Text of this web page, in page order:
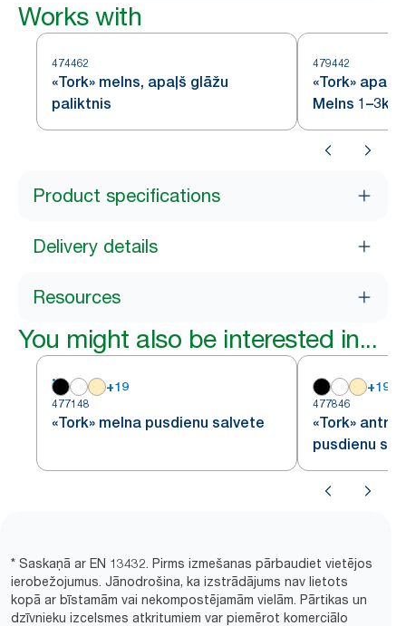
Works with
474462
«Tork» melns, apaļš glāžu
paliktnis
479442
«Tork»
Melns 1–3k
Product specifications
Delivery details
Resources
You might also be interested in...
+19
477148
«Tork» melna pusdienu salvete
+19
477846
«Tork»
pusdienu
* Saskaņā ar EN 13432. Pirms izmešanas pārbaudiet vietējos
ierobežojumus. Jānodrošina, ka izstrādājums nav lietots
kopā ar bīstamām vai nekompostējamām vielām. Pārtikas un
dzīvnieku izcelsmes atkritumiem var piemērot komerciālo